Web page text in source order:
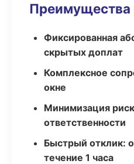
Преимущества
Фиксированная
скрытых доплат
Комплексное
окне
Минимизация
ответственности
Быстрый отклик:
течение 1 часа